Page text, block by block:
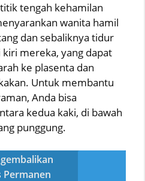
tengah kehamilan
wanita hamil
dan sebaliknya tidur
mereka, yang dapat
ke plasenta dan
Untuk membantu
Anda bisa
kedua kaki, di bawah
punggung.
Permanen